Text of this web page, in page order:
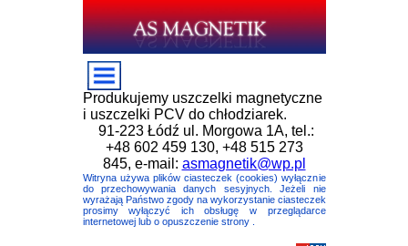
Produkujemy uszczelki magnetyczne
i uszczelki PCV do chłodziarek.
91-223 Łódź ul. Morgowa 1A, tel.:
+48 602 459 130, +48 515 273
845, e-mail: asmagnetik@wp.pl
Witryna używa plików ciasteczek (cookies) wyłącznie
do przechowywania danych sesyjnych. Jeżeli nie
wyrażają Państwo zgody na wykorzystanie ciasteczek
prosimy wyłączyć ich obsługę w przeglądarce
internetowej lub o opuszczenie strony .